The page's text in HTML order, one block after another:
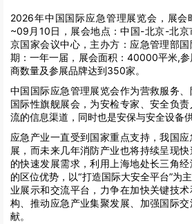
2026年中国国际应急管理展览会，展
~09月10日，展会地点：中国-北京-北
京国家会议中心，主办方：应急管理部
期：一年一届，展会面积：40000平米,
商数量及参展品牌达到350家。
中国国际应急管理展览会作为营救服务
国际性旗舰展会，为安检专家、安全负
流的信息渠道，同时也是安保与安全设备
应急产业一直受到国家重点支持，我国
展，而未来几年消防产业也将持续呈现
的快速发展需求，利用上海地处长三角
的区位优势，以“打造国际大安全平台”为
业展示和交流平台，力争在加快关键技
构、推动应急产业集聚发展、加强国际
献。